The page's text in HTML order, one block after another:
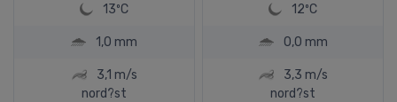
13ºC
1,0 mm
3,1 m/s
nord?st
12ºC
0,0 mm
3,3 m/s
nord?st